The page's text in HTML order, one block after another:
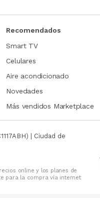
Recomendados
Smart TV
Celulares
Aire acondicionado
Novedades
Más vendidos Marketplace
| Ciudad de
online y los planes de
para la compra vía internet